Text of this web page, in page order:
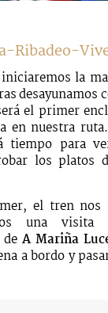
Ribadeo-
la
desayunamos
el primer
en nuestra
tiempo para
los platos
el tren nos
una visita
A Mariña
a bordo y